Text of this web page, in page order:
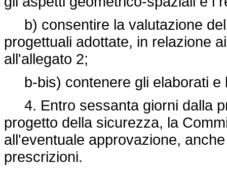
b) consentire la valutazione
progettuali adottate, in relazione
all'allegato 2;
b-bis) contenere gli elaborati e
4. Entro sessanta giorni dalla
progetto della sicurezza, la
all'eventuale approvazione,
prescrizioni.